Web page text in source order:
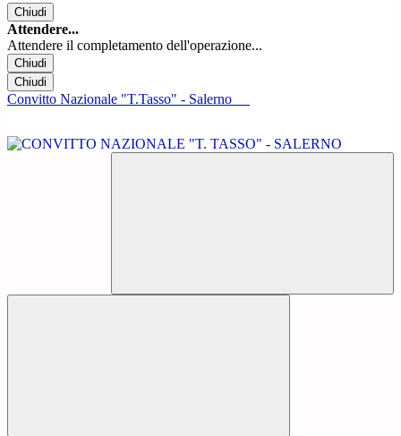
Chiudi
Attendere...
Attendere il completamento dell'operazione...
Chiudi
Chiudi
Convitto Nazionale "T.Tasso" - Salerno